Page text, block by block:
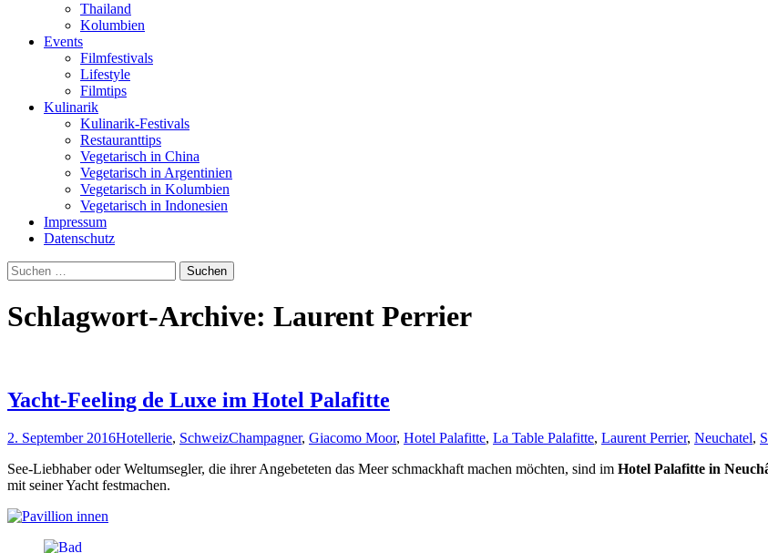
Thailand
Kolumbien
Events
Filmfestivals
Lifestyle
Filmtips
Kulinarik
Kulinarik-Festivals
Restauranttips
Vegetarisch in China
Vegetarisch in Argentinien
Vegetarisch in Kolumbien
Vegetarisch in Indonesien
Impressum
Datenschutz
Suchen
nach:
Schlagwort-Archive: Laurent Perrier
Yacht-Feeling de Luxe im Hotel Palafitte
2. September 2016Hotellerie, SchweizChampagner, Giacomo Moor, Hotel Palafitte, La Table Palafitte, Laurent Perrier, Neuchatel,
See-Liebhaber oder Weltumsegler, die ihrer Angebeteten das Meer schmackhaft machen möchten, sind im Hotel Palafitte in
mit seiner Yacht festmachen.